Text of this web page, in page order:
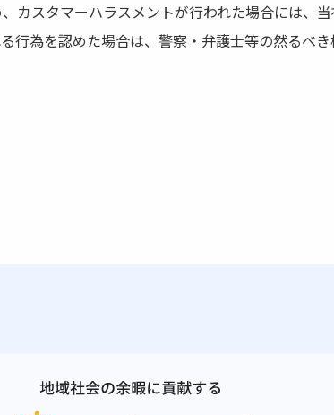
カスタマーハラスメントが行われた場合には、
行為を認めた場合は、警察・弁護士等の然るべ